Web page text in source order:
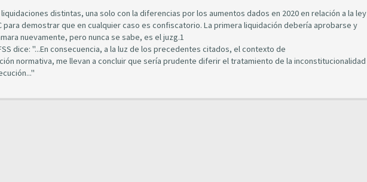
distintas, una solo con la diferencias por los aumentos dados en 2020 en relación a la ley
para demostrar que en cualquier caso es confiscatorio. La primera liquidación debería aprobarse y
nuevamente, pero nunca se sabe, es el juzg.1
dice: "...En consecuencia, a la luz de los precedentes citados, el contexto de
normativa, me llevan a concluir que sería prudente diferir el tratamiento de la inconstitucionalidad